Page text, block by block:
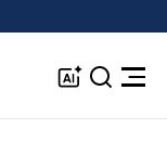
A
검
전